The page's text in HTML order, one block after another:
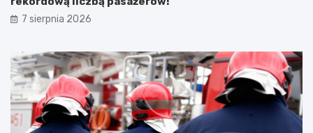
7 sierpnia 2026